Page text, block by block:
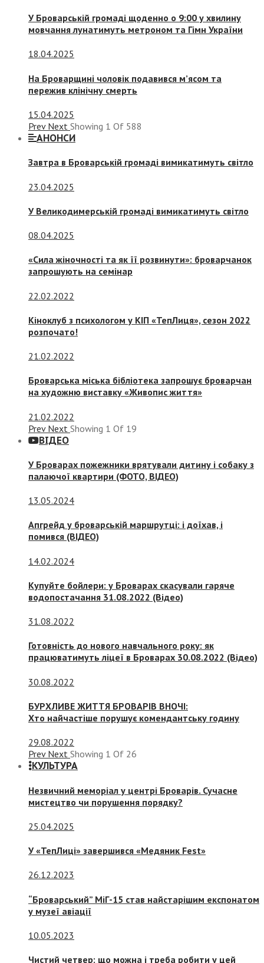
У Броварській громаді щоденно о 9:00 у хвилину
мовчання лунатимуть метроном та Гімн України
18.04.2025
На Броварщині чоловік подавився м’ясом та
пережив клінічну смерть
15.04.2025
Prev Next Showing 1 Of 588
АНОНСИ
Завтра в Броварській громаді вимикатимуть світло
23.04.2025
У Великодимерській громаді вимикатимуть світло
08.04.2025
«Сила жіночності та як її розвинути»: броварчанок
запрошують на семінар
22.02.2022
Кіноклуб з психологом у КІП «ТепЛиця», сезон 2022
розпочато!
21.02.2022
Броварська міська бібліотека запрошує броварчан
на художню виставку «Живопис життя»
21.02.2022
Prev Next Showing 1 Of 19
ВІДЕО
У Броварах пожежники врятували дитину і собаку з
палаючої квартири (ФОТО, ВІДЕО)
13.05.2024
Апгрейд у броварській маршрутці: і доїхав, і
помився (ВІДЕО)
14.02.2024
Купуйте бойлери: у Броварах скасували гаряче
водопостачання 31.08.2022 (Відео)
31.08.2022
Готовність до нового навчального року: як
працюватимуть ліцеї в Броварах 30.08.2022 (Відео)
30.08.2022
БУРХЛИВЕ ЖИТТЯ БРОВАРІВ ВНОЧІ:
Хто найчастіше порушує комендантську годину
29.08.2022
Prev Next Showing 1 Of 26
КУЛЬТУРА
Незвичний меморіал у центрі Броварів. Сучасне
мистецтво чи порушення порядку?
25.04.2025
У «ТепЛиці» завершився «Медяник Fest»
26.12.2023
“Броварський” МіГ-15 став найстарішим експонатом
у музеї авіації
10.05.2023
Чистий четвер: що можна і треба робити у цей